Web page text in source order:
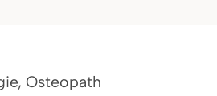
Osteopath